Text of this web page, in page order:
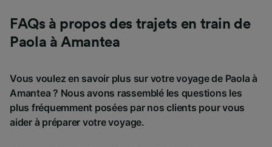
FAQs à propos des trajets en train de
Paola à Amantea
Vous voulez en savoir plus sur votre voyage de Paola à
Amantea ? Nous avons rassemblé les questions les
plus fréquemment posées par nos clients pour vous
aider à préparer votre voyage.